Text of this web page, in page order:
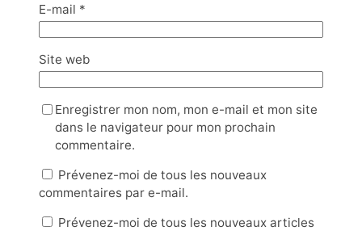
E-mail *
Site web
Enregistrer mon nom, mon e-mail et mon site
dans le navigateur pour mon prochain
commentaire.
Prévenez-moi de tous les nouveaux
commentaires par e-mail.
Prévenez-moi de tous les nouveaux articles